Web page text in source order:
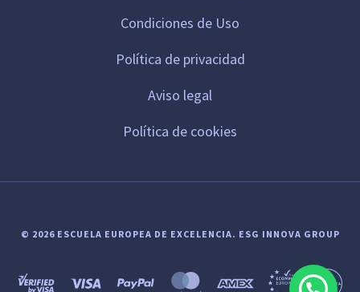
Condiciones de Uso
Política de privacidad
Aviso legal
Política de cookies
© 2026 ESCUELA EUROPEA DE EXCELENCIA. ESG INNOVA GROUP